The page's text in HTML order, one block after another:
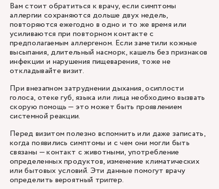
Вам стоит обратиться к врачу, если симптомы
аллергии сохраняются дольше двух недель,
повторяются ежегодно в одно и то же время или
усиливаются при повторном контакте с
предполагаемым аллергеном. Если заметили кожные
высыпания, длительный насморк, кашель без признаков
инфекции и нарушения пищеварения, тоже не
откладывайте визит.
При внезапном затруднении дыхания, осиплости
голоса, отеке губ, языка или лица необходимо вызвать
скорую помощь — это может быть проявлением
системной реакции.
Перед визитом полезно вспомнить или даже записать,
когда появились симптомы и с чем они могли быть
связаны — контакт с животными, употребление
определенных продуктов, изменение климатических
или бытовых условий. Эти данные помогут врачу
определить вероятный триггер.